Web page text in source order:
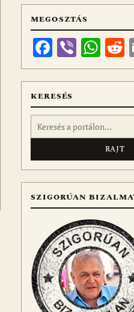
MEGOSZTÁS
Facebook
Viber
KERESÉS
Keresés:
SZIGORÚAN